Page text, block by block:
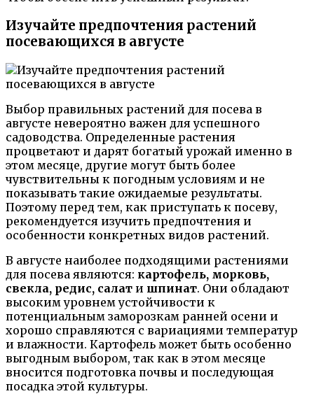
Изучайте предпочтения растений
посевающихся в августе
Выбор правильных растений для посева в
августе невероятно важен для успешного
садоводства. Определенные растения
процветают и дарят богатый урожай именно в
этом месяце, другие могут быть более
чувствительны к погодным условиям и не
показывать такие ожидаемые результаты.
Поэтому перед тем, как приступать к посеву,
рекомендуется изучить предпочтения и
особенности конкретных видов растений.
В августе наиболее подходящими растениями
для посева являются: картофель, морковь,
свекла, редис, салат и шпинат. Они обладают
высоким уровнем устойчивости к
потенциальным заморозкам ранней осени и
хорошо справляются с вариациями температур
и влажности. Картофель может быть особенно
выгодным выбором, так как в этом месяце
вносится подготовка почвы и последующая
посадка этой культуры.